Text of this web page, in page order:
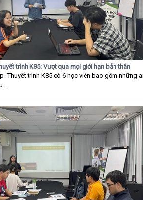
trình K85: Vượt qua mọi giới hạn bản thân
-Thuyết trình K85 có 6 học viên bao gồm những